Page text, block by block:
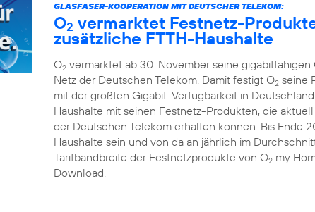
GLASFASER-KOOPERATION MIT DEUTSCHER TELEKOM:
O2 vermarktet Festnetz-
zusätzliche FTTH-Haushalte
O2 vermarktet ab 30. November seine gigabitfähigen
Netz der Deutschen Telekom. Damit festigt O2 seine
mit der größten Gigabit-Verfügbarkeit in
Haushalte mit seinen Festnetz-Produkten, die
der Deutschen Telekom erhalten können. Bis Ende
Haushalte sein und von da an jährlich im
Tarifbandbreite der Festnetzprodukte von O2 my
Download.